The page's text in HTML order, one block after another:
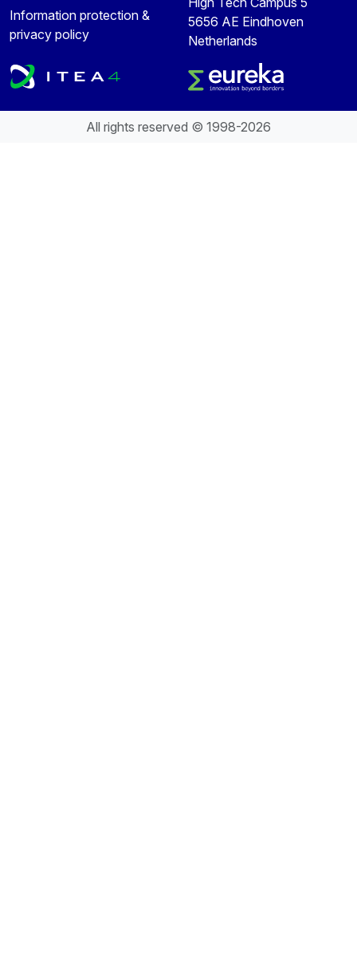
Information protection &
privacy policy
5656 AE Eindhoven
Netherlands
All rights reserved © 1998-2026